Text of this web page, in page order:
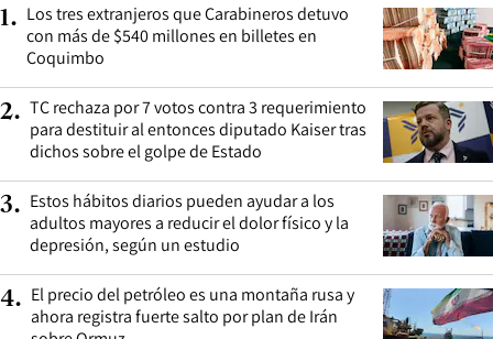
1. Los tres extranjeros que Carabineros detuvo
con más de $540 millones en billetes en
Coquimbo
2. TC rechaza por 7 votos contra 3 requerimiento
para destituir al entonces diputado Kaiser tras
dichos sobre el golpe de Estado
3. Estos hábitos diarios pueden ayudar a los
adultos mayores a reducir el dolor físico y la
depresión, según un estudio
4. El precio del petróleo es una montaña rusa y
ahora registra fuerte salto por plan de Irán